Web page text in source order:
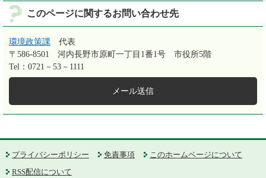
このページに関するお問い合わせ先
環境政策課
代表
〒586-8501
河内長野市原町一丁目1番1号 市役所5階
Tel：0721－53－1111
メール送信
プライバシーポリシー 免責事項
このホームページについて
RSS配信について